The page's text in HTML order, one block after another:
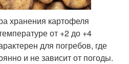
хранения картофеля
от +2 до +4
для погребов, где
и не зависит от погоды.